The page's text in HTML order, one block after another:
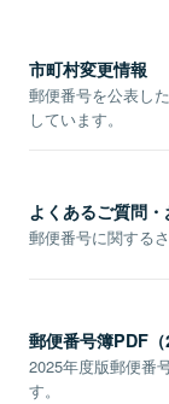
市町村変更情報
郵便番号を公表し
しています。
よくあるご質問
郵便番号に関する
郵便番号簿PDF（
2025年度版郵便番
す。